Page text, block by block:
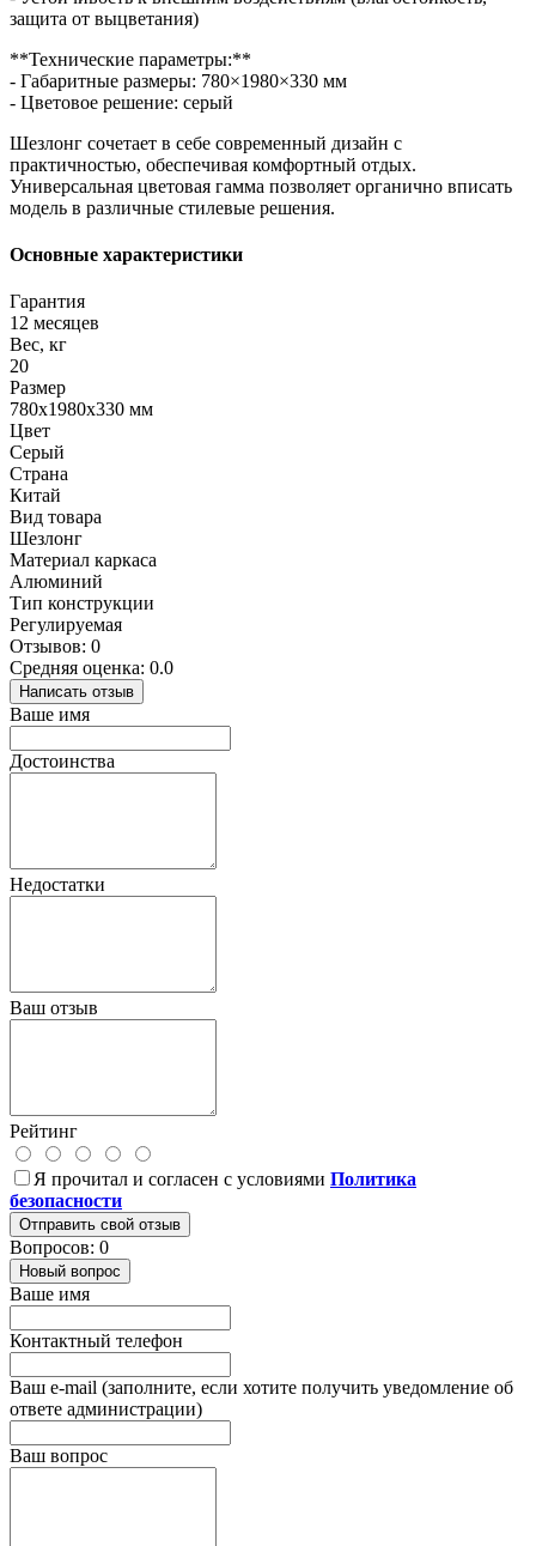
защита от выцветания)
**Технические параметры:**
- Габаритные размеры: 780×1980×330 мм
- Цветовое решение: серый
Шезлонг сочетает в себе современный дизайн с
практичностью, обеспечивая комфортный отдых.
Универсальная цветовая гамма позволяет органично вписать
модель в различные стилевые решения.
Основные характеристики
Гарантия
12 месяцев
Вес, кг
20
Размер
780x1980x330 мм
Цвет
Серый
Страна
Китай
Вид товара
Шезлонг
Материал каркаса
Алюминий
Тип конструкции
Регулируемая
Отзывов: 0
Средняя оценка: 0.0
Написать отзыв
Ваше имя
Достоинства
Недостатки
Ваш отзыв
Рейтинг
Я прочитал и согласен с условиями Политика
безопасности
Отправить свой отзыв
Вопросов: 0
Новый вопрос
Ваше имя
Контактный телефон
Ваш e-mail (заполните, если хотите получить уведомление об
ответе администрации)
Ваш вопрос